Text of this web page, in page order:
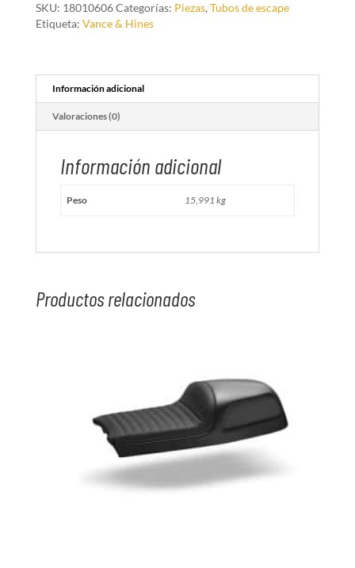
SKU: 18010606Categorías: Piezas, Tubos de escape
Etiqueta: Vance & Hines
Información adicional
Valoraciones (0)
Información adicional
Peso 15,991 kg
Productos relacionados